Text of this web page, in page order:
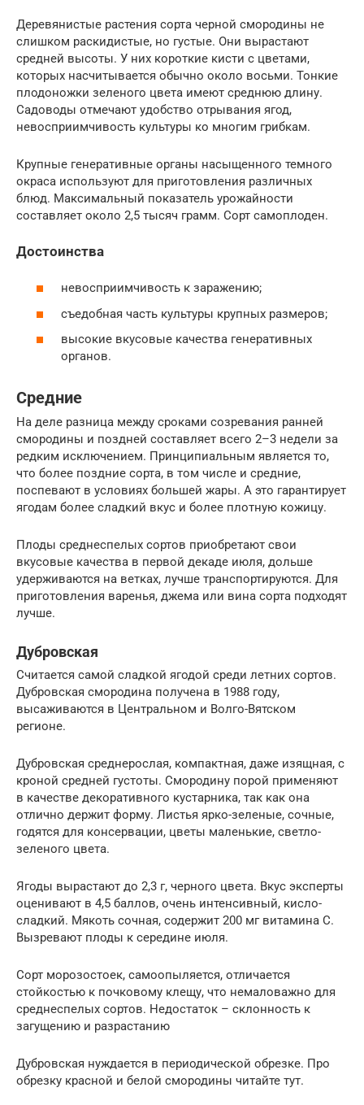
Деревянистые растения сорта черной смородины не
слишком раскидистые, но густые. Они вырастают
средней высоты. У них короткие кисти с цветами,
которых насчитывается обычно около восьми. Тонкие
плодоножки зеленого цвета имеют среднюю длину.
Садоводы отмечают удобство отрывания ягод,
невосприимчивость культуры ко многим грибкам.
Крупные генеративные органы насыщенного темного
окраса используют для приготовления различных
блюд. Максимальный показатель урожайности
составляет около 2,5 тысяч грамм. Сорт самоплоден.
Достоинства
невосприимчивость к заражению;
съедобная часть культуры крупных размеров;
высокие вкусовые качества генеративных
органов.
Средние
На деле разница между сроками созревания ранней
смородины и поздней составляет всего 2–3 недели за
редким исключением. Принципиальным является то,
что более поздние сорта, в том числе и средние,
поспевают в условиях большей жары. А это гарантирует
ягодам более сладкий вкус и более плотную кожицу.
Плоды среднеспелых сортов приобретают свои
вкусовые качества в первой декаде июля, дольше
удерживаются на ветках, лучше транспортируются. Для
приготовления варенья, джема или вина сорта подходят
лучше.
Дубровская
Считается самой сладкой ягодой среди летних сортов.
Дубровская смородина получена в 1988 году,
высаживаются в Центральном и Волго-Вятском
регионе.
Дубровская среднерослая, компактная, даже изящная, с
кроной средней густоты. Смородину порой применяют
в качестве декоративного кустарника, так как она
отлично держит форму. Листья ярко-зеленые, сочные,
годятся для консервации, цветы маленькие, светло-
зеленого цвета.
Ягоды вырастают до 2,3 г, черного цвета. Вкус эксперты
оценивают в 4,5 баллов, очень интенсивный, кисло-
сладкий. Мякоть сочная, содержит 200 мг витамина C.
Вызревают плоды к середине июля.
Сорт морозостоек, самоопыляется, отличается
стойкостью к почковому клещу, что немаловажно для
среднеспелых сортов. Недостаток – склонность к
загущению и разрастанию
Дубровская нуждается в периодической обрезке. Про
обрезку красной и белой смородины читайте тут.